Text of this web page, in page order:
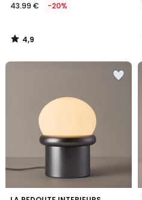
43.99 € -20%
4,9
/